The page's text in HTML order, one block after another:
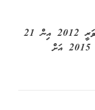
25 ޖަނަވަރީ 2012 އިން 21